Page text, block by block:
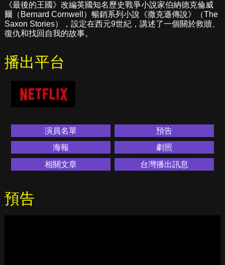
《最後的王國》改編英國知名歷史戰爭小說家伯納德克倫威
爾（Bernard Cornwell）暢銷系列小說《撒克遜傳說》（The
Saxon Stories），設定在西元9世紀，講述了一個關於救贖、
復仇和找回自我的故事。
播出平台
演員名單
預告
海報
劇照
相關文章
台灣播出訊息
預告